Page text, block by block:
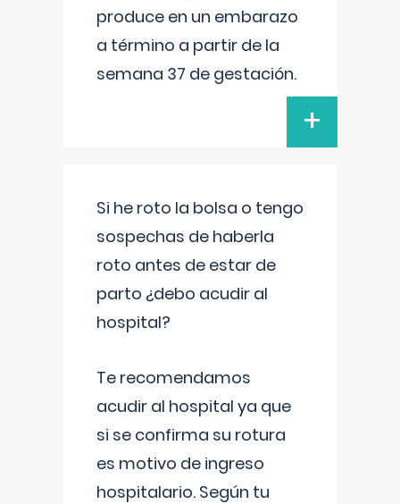
produce en un embarazo
a término a partir de la
semana 37 de gestación.
+
Si he roto la bolsa o tengo
sospechas de haberla
roto antes de estar de
parto ¿debo acudir al
hospital?
Te recomendamos
acudir al hospital ya que
si se confirma su rotura
es motivo de ingreso
hospitalario. Según tu